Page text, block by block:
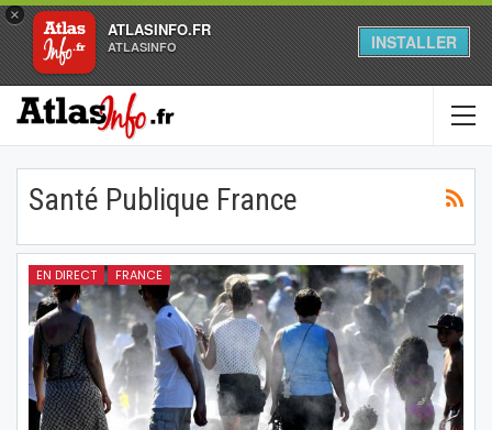
×
ATLASINFO.FR
ATLASINFO INSTALLER
Santé Publique France
EN DIRECT FRANCE